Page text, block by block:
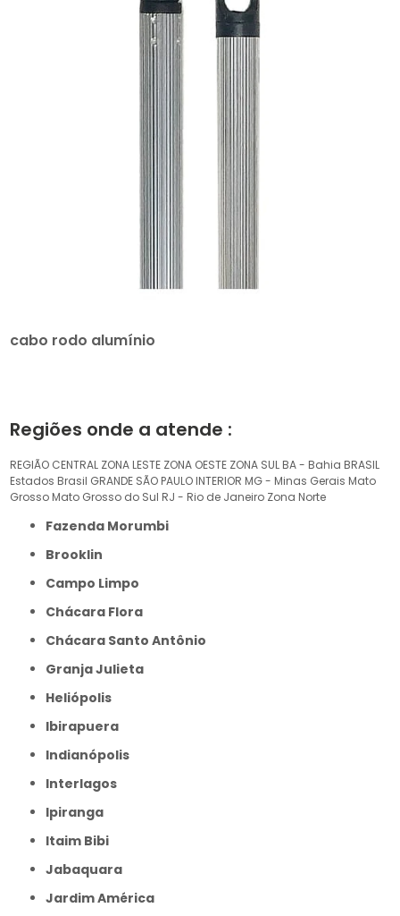
cabo rodo alumínio
Regiões onde a atende :
REGIÃO CENTRAL ZONA LESTE ZONA OESTE ZONA SUL BA - Bahia BRASIL
Estados Brasil GRANDE SÃO PAULO INTERIOR MG - Minas Gerais Mato
Grosso Mato Grosso do Sul RJ - Rio de Janeiro Zona Norte
Fazenda Morumbi
Brooklin
Campo Limpo
Chácara Flora
Chácara Santo Antônio
Granja Julieta
Heliópolis
Ibirapuera
Indianópolis
Interlagos
Ipiranga
Itaim Bibi
Jabaquara
Jardim América